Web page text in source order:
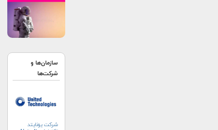
سازمان‌ها و
شرکت‌ها
شرکت یونایتد